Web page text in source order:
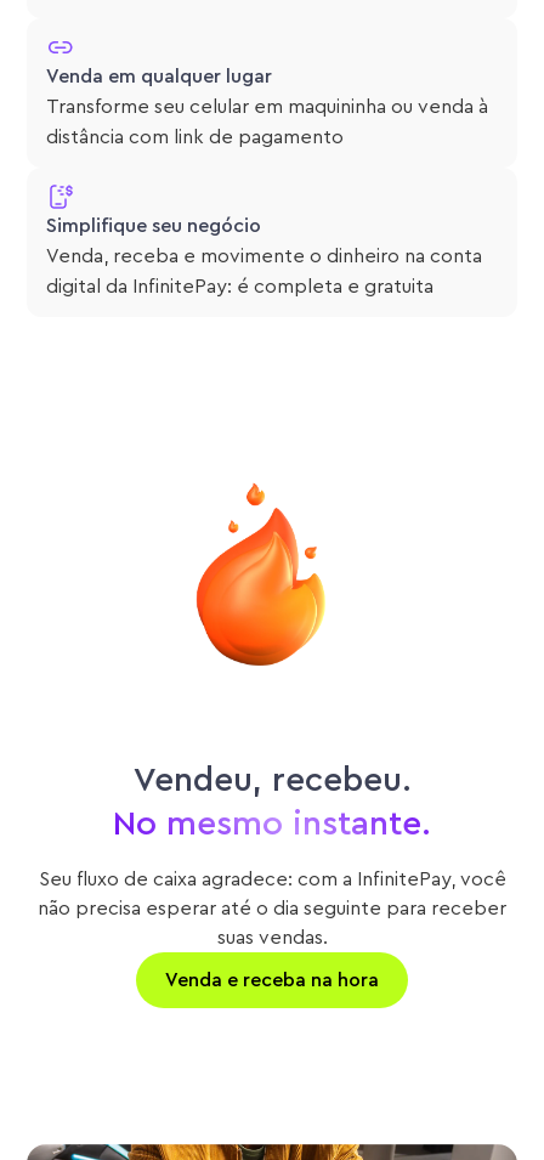
Venda em qualquer lugar
Transforme seu celular em maquininha ou venda à
distância com link de pagamento
Simplifique seu negócio
Venda, receba e movimente o dinheiro na conta
digital da InfinitePay: é completa e gratuita
Vendeu, recebeu.
No mesmo instante.
Seu fluxo de caixa agradece: com a InfinitePay, você
não precisa esperar até o dia seguinte para receber
suas vendas.
Venda e receba na hora